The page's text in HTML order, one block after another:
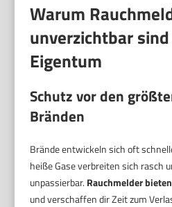
Warum
unverzichtbar
Eigentum
Schutz vor den
Bränden
Brände entwickeln sich oft
heiße Gase verbreiten sich rasch
unpassierbar. Rauchmelder
und verschaffen dir Zeit zum